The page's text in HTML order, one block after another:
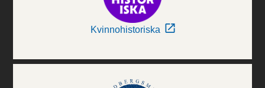
Kvinnohistoriska